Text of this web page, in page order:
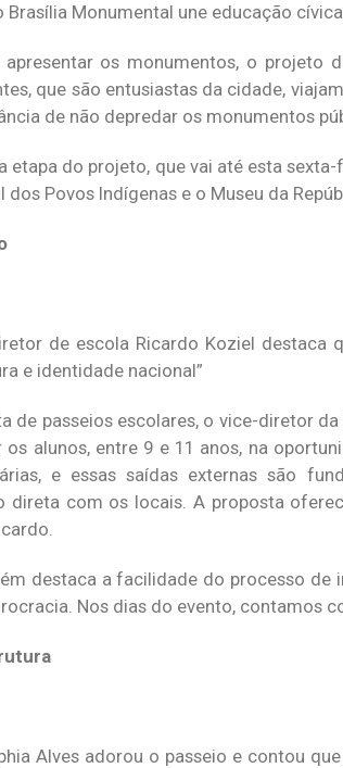
Brasília Monumental une educação
os monumentos, o projeto
que são entusiastas da cidade,
de não depredar os monumentos
etapa do projeto, que vai até esta
dos Povos Indígenas e o Museu da
de escola Ricardo Koziel destaca
e identidade nacional”
de passeios escolares, o vice-diretor
os alunos, entre 9 e 11 anos, na
e essas saídas externas são
direta com os locais. A proposta
destaca a facilidade do processo de
Nos dias do evento, contamos
Alves adorou o passeio e contou